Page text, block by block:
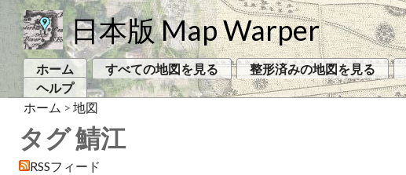
日本版 Map Warper
ホーム すべての地図を見る 整形済みの地図を見る
ヘルプ
ホーム > 地図
タグ 鯖江
RSSフィード